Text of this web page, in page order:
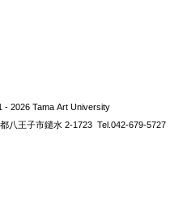
- 2026 Tama Art University
八王子市鑓水 2-1723 Tel.042-679-5727